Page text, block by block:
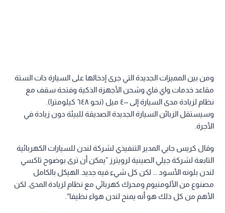
ومن بين المميزات الجديدة التي جرى إدخالها على السيارة ذات الستة
مقاعد خدمات واي فاي وشحن الأجهزة الذكية وفتحة سقف مع
نظام لزيادة مدى السيارة إلى ٤٠٠ ميل (نحو ٦٤٨ كيلومترا).
وسيستقل الزبائن السيارة الجديدة الصديقة للبيئة دون زيادة في
الأجرة.
وقال كريس جابي المدير التنفيذي لشركة لندن للسيارات الكهربائية
التابعة لشركة جيلي الصينية لرويترز ”يمكن أن ترى بوضوح تاكسي
لندن بلونه الأسود ... لكن كل شيء فيه جديد. الهيكل بالكامل
مصنوع من الألومنيوم ومحرك كهربائي مع نظام لزيادة المدى. لكن
الأهم من كل ذلك هو أنه يمنح لندن هواء نظيفا“.